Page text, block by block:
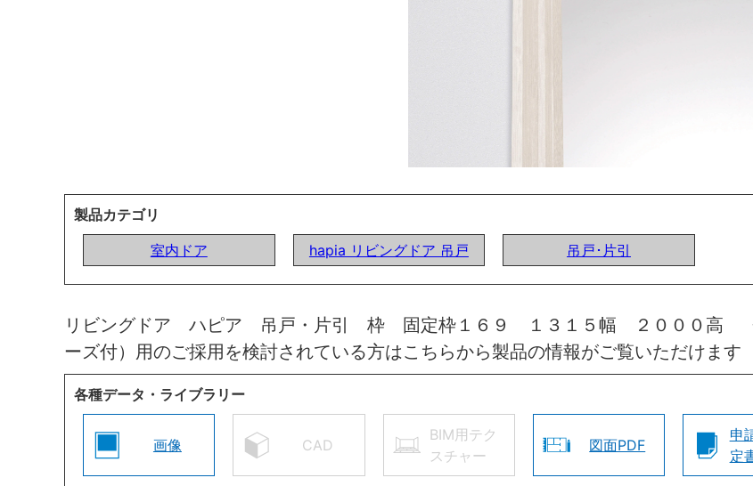
製品カテゴリ
室内ドア
hapia リビングドア 吊戸 吊戸･片引
リビングドア ハピア 吊戸・片引 枠 固定枠１６９ １３１５幅 ２０００高
ーズ付）用のご採用を検討されている方はこちらから製品の情報がご覧いただけます
各種データ・ライブラリー
画像 CAD
BIM用テク
スチャー
図面PDF
申
定